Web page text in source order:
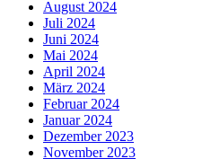
August 2024
Juli 2024
Juni 2024
Mai 2024
April 2024
März 2024
Februar 2024
Januar 2024
Dezember 2023
November 2023